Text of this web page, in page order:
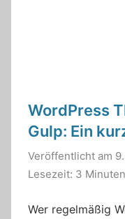
WordPress
Gulp: Ein
Veröffentlicht am
Lesezeit: 3 Minuten
Wer regelmäßig